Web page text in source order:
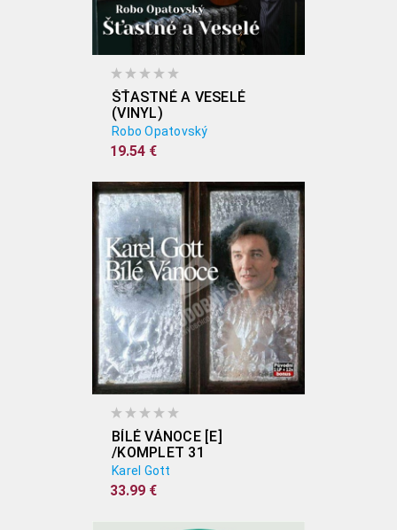
ŠŤASTNÉ A VESELÉ
(VINYL)
Robo Opatovský
19.54 €
BÍLÉ VÁNOCE [E]
/KOMPLET 31
Karel Gott
33.99 €